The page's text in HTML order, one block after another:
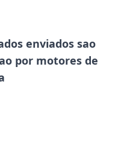
enviados sao
por motores de